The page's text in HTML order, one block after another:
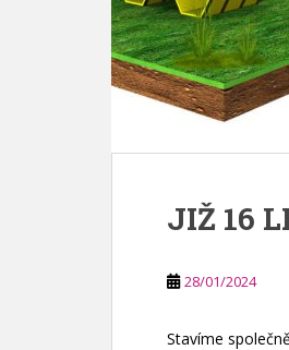
JIŽ 16
28/01/2024
Stavíme